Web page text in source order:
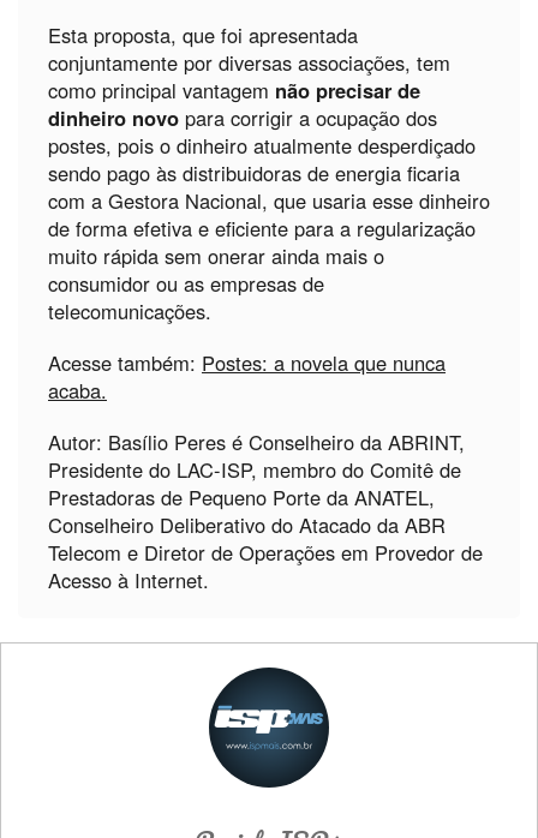
Esta proposta, que foi apresentada
conjuntamente por diversas associações, tem
como principal vantagem não precisar de
dinheiro novo para corrigir a ocupação dos
postes, pois o dinheiro atualmente desperdiçado
sendo pago às distribuidoras de energia ficaria
com a Gestora Nacional, que usaria esse dinheiro
de forma efetiva e eficiente para a regularização
muito rápida sem onerar ainda mais o
consumidor ou as empresas de
telecomunicações.
Acesse também: Postes: a novela que nunca
acaba.
Autor: Basílio Peres é Conselheiro da ABRINT,
Presidente do LAC-ISP, membro do Comitê de
Prestadoras de Pequeno Porte da ANATEL,
Conselheiro Deliberativo do Atacado da ABR
Telecom e Diretor de Operações em Provedor de
Acesso à Internet.